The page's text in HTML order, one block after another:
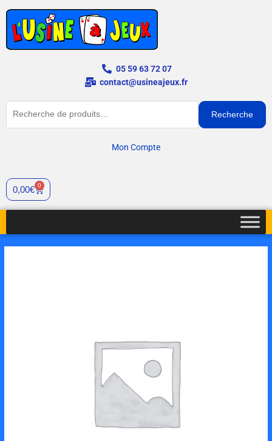
contenu
05 59 63 72 07
contact@usineajeux.fr
Recherche
Mon Compte
0,00€ 0
Cart